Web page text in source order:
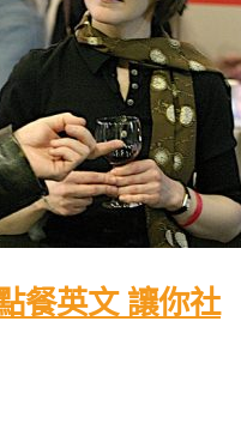
餐英文 讓你社